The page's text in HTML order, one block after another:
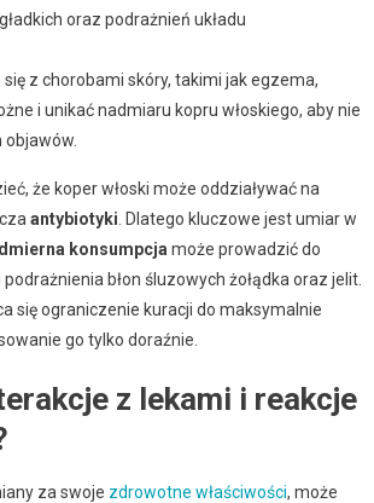
oraz podrażnień układu
z chorobami skóry, takimi jak egzema,
i unikać nadmiaru kopru włoskiego, aby nie
że koper włoski może oddziaływać na
antybiotyki . Dlatego kluczowe jest umiar w
konsumpcja może prowadzić do
błon śluzowych żołądka oraz jelit.
się ograniczenie kuracji do maksymalnie
go tylko doraźnie.
z lekami i reakcje
za swoje zdrowotne właściwości, może